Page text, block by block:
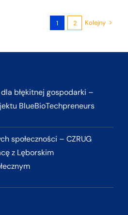
1 2 Kolejny
błękitnej gospodarki –
BlueBioTechpreneurs
społeczności – CZRUG
z Lęborskim